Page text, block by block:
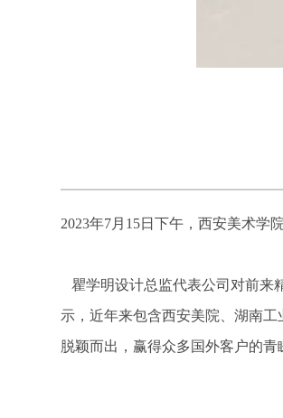
2023年7月15日下午，西安美术学
瞿学明设计总监代表公司对前来
示，近年来包含西安美院、湖南
脱颖而出，赢得众多国外客户的青